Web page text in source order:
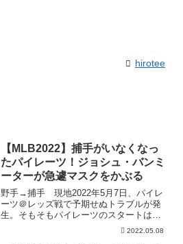
hirotee
【MLB2022】捕手がいなくなっ
たパイレーツ！ジョシュ・バンミ
ーターが急遽マスクをかぶる
野手→捕手 現地2022年5月7日、パイレ
ーツ＠レッズ戦で予期せぬトラブルが発
生。そもそもパイレーツのスタートはご
2022.05.08